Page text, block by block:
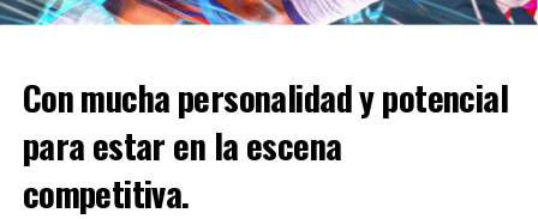
Con mucha personalidad y potencial
para estar en la escena
competitiva.